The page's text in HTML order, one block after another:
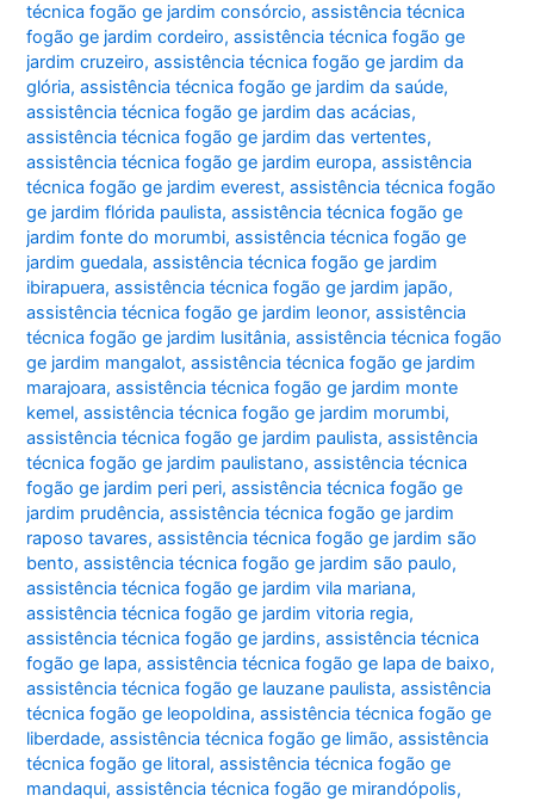
técnica fogão ge jardim consórcio,assistência técnica
fogão ge jardim cordeiro,assistência técnica fogão ge
jardim cruzeiro,assistência técnica fogão ge jardim da
glória,assistência técnica fogão ge jardim da saúde,
assistência técnica fogão ge jardim das acácias,
assistência técnica fogão ge jardim das vertentes,
assistência técnica fogão ge jardim europa,assistência
técnica fogão ge jardim everest,assistência técnica fogão
ge jardim flórida paulista,assistência técnica fogão ge
jardim fonte do morumbi,assistência técnica fogão ge
jardim guedala,assistência técnica fogão ge jardim
ibirapuera,assistência técnica fogão ge jardim japão,
assistência técnica fogão ge jardim leonor,assistência
técnica fogão ge jardim lusitânia,assistência técnica fogão
ge jardim mangalot,assistência técnica fogão ge jardim
marajoara,assistência técnica fogão ge jardim monte
kemel,assistência técnica fogão ge jardim morumbi,
assistência técnica fogão ge jardim paulista,assistência
técnica fogão ge jardim paulistano,assistência técnica
fogão ge jardim peri peri,assistência técnica fogão ge
jardim prudência,assistência técnica fogão ge jardim
raposo tavares,assistência técnica fogão ge jardim são
bento,assistência técnica fogão ge jardim são paulo,
assistência técnica fogão ge jardim vila mariana,
assistência técnica fogão ge jardim vitoria regia,
assistência técnica fogão ge jardins,assistência técnica
fogão ge lapa,assistência técnica fogão ge lapa de baixo,
assistência técnica fogão ge lauzane paulista,assistência
técnica fogão ge leopoldina,assistência técnica fogão ge
liberdade,assistência técnica fogão ge limão,assistência
técnica fogão ge litoral,assistência técnica fogão ge
mandaqui,assistência técnica fogão ge mirandópolis,